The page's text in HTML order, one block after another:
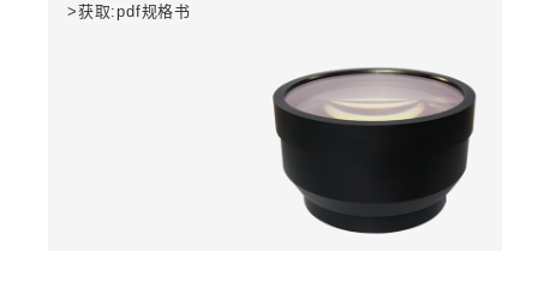
>获取:pdf规格书